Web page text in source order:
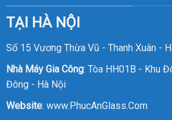
TẠI HÀ NỘI
Số 15 Vương Thừa Vũ - Thanh Xuân -
Nhà Máy Gia Công: Tòa HH01B - Khu
Đông - Hà Nội
Website: www.PhucAnGlass.Com